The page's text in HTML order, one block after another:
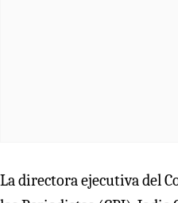
La directora ejecutiva del